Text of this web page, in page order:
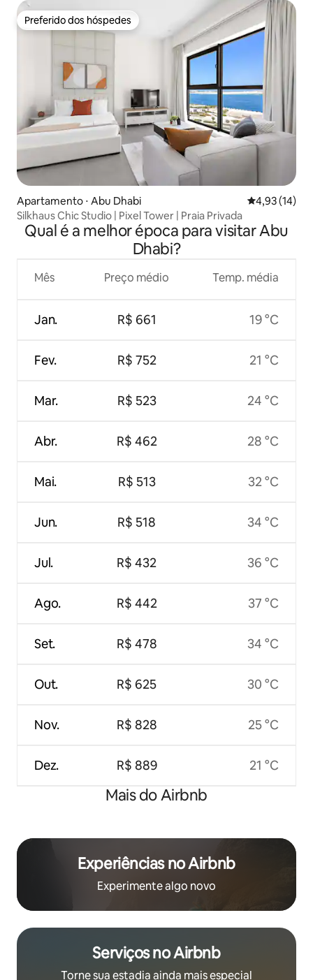
Preferido dos hóspedes
Preferido dos hóspedes
Apartamento ⋅ Abu Dhabi 4,93 de uma
4,93 (14)
Silkhaus Chic Studio | Pixel Tower | Praia Privada
Qual é a melhor época para visitar Abu
Dhabi?
Mês
Jan.
Fev.
Mar.
Abr.
Mai.
Jun.
Jul.
Ago.
Set.
Out.
Nov.
Dez.
Preço médio
R$ 661
R$ 752
R$ 523
R$ 462
R$ 513
R$ 518
R$ 432
R$ 442
R$ 478
R$ 625
R$ 828
R$ 889
Temp. média
19 °C
21 °C
24 °C
28 °C
32 °C
34 °C
36 °C
37 °C
34 °C
30 °C
25 °C
21 °C
Mais do Airbnb
Experiências no Airbnb
Experimente algo novo
Serviços no Airbnb
Torne sua estadia ainda mais especial